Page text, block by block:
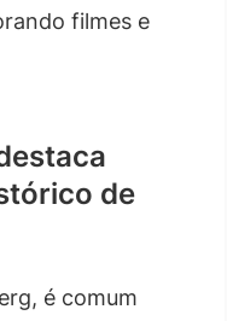
filmes e
de
é comum